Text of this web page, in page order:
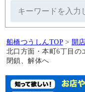
船橋つうしんTOP > 開
北口方面・本町6丁目の
閉鎖、解体へ